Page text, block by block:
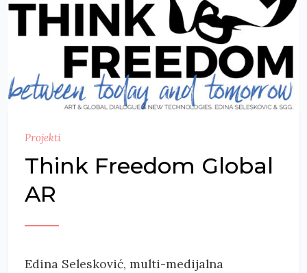
Projekti
Think Freedom Global
AR
Edina Selesković, multi-medijalna